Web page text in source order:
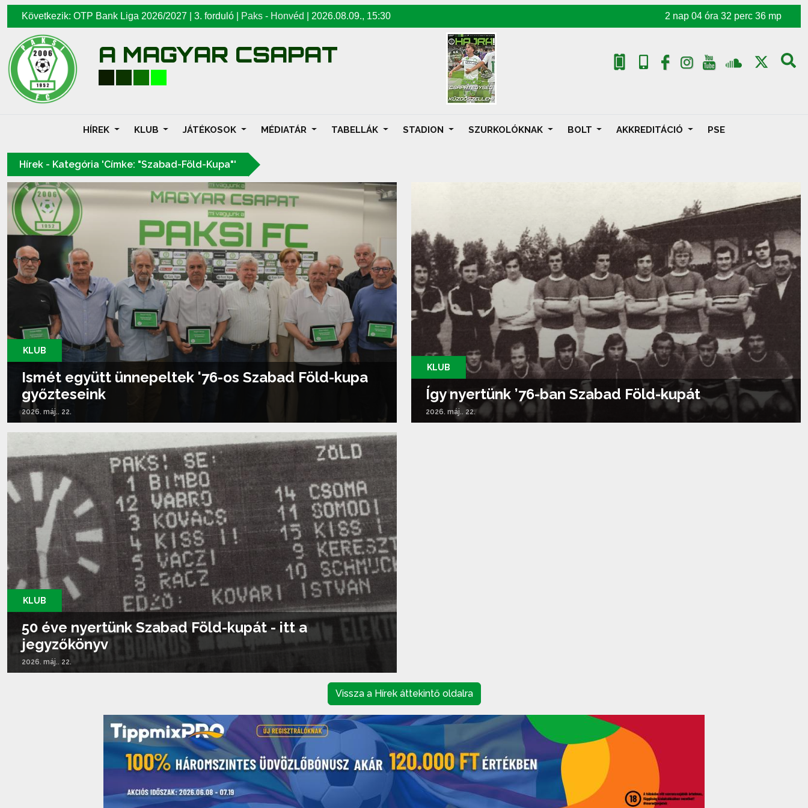
Következik: OTP Bank Liga 2026/2027 | 3. forduló | Paks - Honvéd 2026.08.09., 15:30 2 nap 04 óra 32 perc 35 mp
A MAGYAR CSAPAT
HÍREK KLUB JÁTÉKOSOK MÉDIATÁR TABELLÁK STADION SZURKOLÓKNAK BOLT AKKREDITÁCIÓ PSE
Hírek - Kategória 'Címke: "Szabad-Föld-Kupa"'
KLUB
Ismét együtt ünnepeltek '76-os Szabad Föld-kupa
győzteseink
2026. máj.. 22.
KLUB
Így nyertünk ’76-ban Szabad Föld-kupát
2026. máj.. 22.
KLUB
50 éve nyertünk Szabad Föld-kupát - itt a
jegyzőkönyv
2026. máj.. 22.
Vissza a Hírek áttekintő oldalra